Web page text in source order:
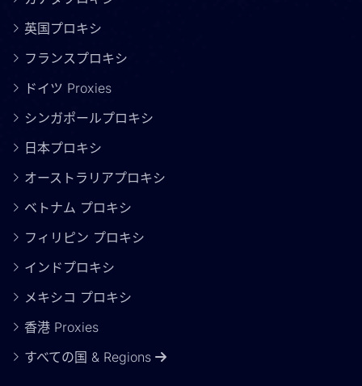
英国プロキシ
フランスプロキシ
ドイツ Proxies
シンガポールプロキシ
日本プロキシ
オーストラリアプロキシ
ベトナム プロキシ
フィリピン プロキシ
インドプロキシ
メキシコ プロキシ
香港 Proxies
すべての国 & Regions